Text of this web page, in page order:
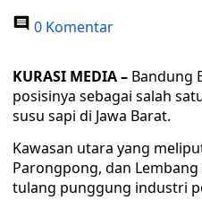
0 Komentar
KURASI MEDIA – Bandung
posisinya sebagai salah
susu sapi di Jawa Barat.
Kawasan utara yang
Parongpong, dan
tulang punggung industri